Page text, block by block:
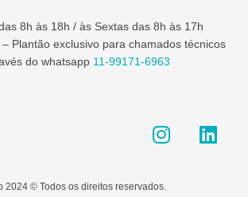
8h às 18h / às Sextas das 8h às 17h
Plantão exclusivo para chamados técnicos
do whatsapp 11-99171-6963
n i
2024 © Todos os direitos reservados.